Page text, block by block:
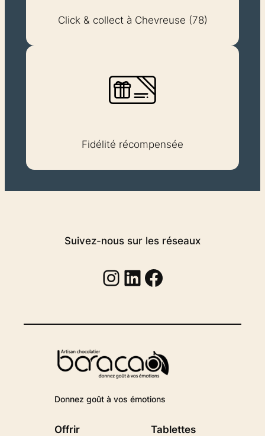
Click & collect à Chevreuse (78)
Fidélité récompensée
Suivez-nous sur les réseaux
Instagram
Linkedin
Facebook
Donnez goût à vos émotions
Offrir Tablettes